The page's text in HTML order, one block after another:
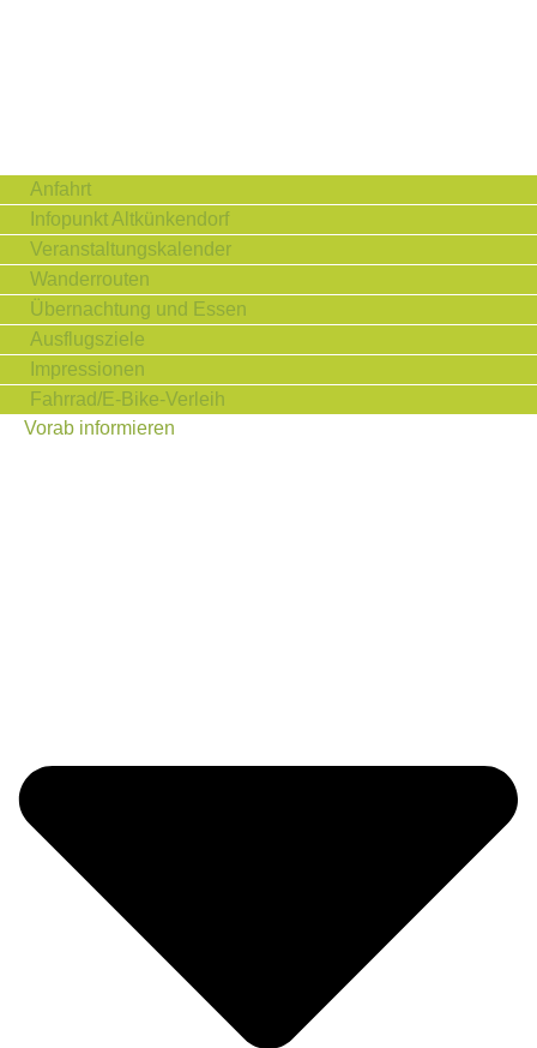
Anfahrt
Infopunkt Altkünkendorf
Veranstaltungskalender
Wanderrouten
Übernachtung und Essen
Ausflugsziele
Impressionen
Fahrrad/E-Bike-Verleih
Vorab informieren